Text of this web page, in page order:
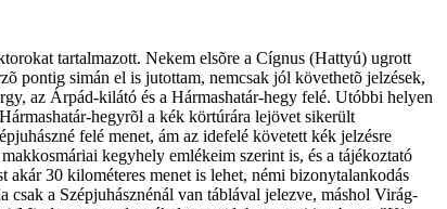
tartalmazott. Nekem elsõre a Cígnus (Hattyú) ugrott
pontig simán el is jutottam, nemcsak jól követhetõ jelzések,
az Árpád-kilátó és a Hármashatár-hegy felé. Utóbbi helyen
hegyrõl a kék körtúrára lejövet sikerült
felé menet, ám az idefelé követett kék jelzésre
kegyhely emlékeim szerint is, és a tájékoztató
30 kilométeres menet is lehet, némi bizonytalankodás
a Szépjuhásznénál van táblával jelezve, máshol Virág-